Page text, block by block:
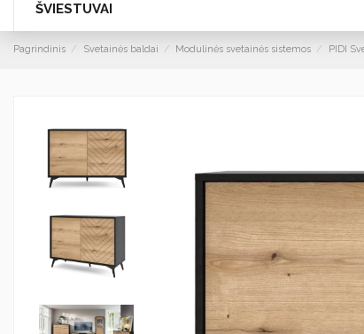
ŠVIESTUVAI
Pagrindinis Svetainės baldai Modulinės svetainės sistemos PIDI